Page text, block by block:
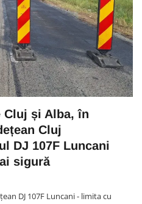
și Alba, în
Cluj
DJ 107F Luncani
sigură
DJ 107F Luncani - limita cu